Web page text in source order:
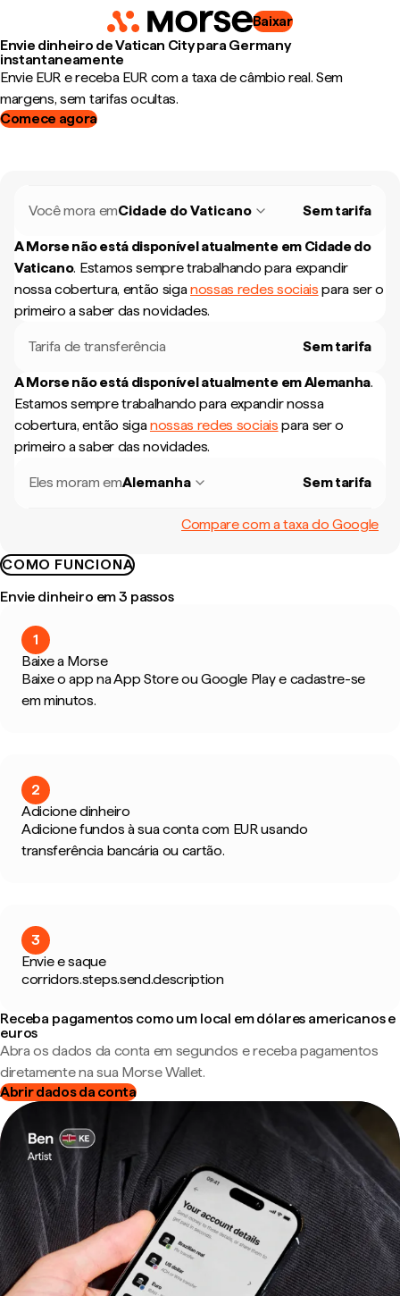
Baixar
Envie dinheiro de Vatican City para Germany
instantaneamente
Envie EUR e receba EUR com a taxa de câmbio real. Sem
margens, sem tarifas ocultas.
Comece agora
Você mora emCidade do Vaticano Sem tarifa
A Morse não está disponível atualmente em Cidade do
Vaticano. Estamos sempre trabalhando para expandir
nossa cobertura, então siganossas redes sociais para ser o
primeiro a saber das novidades.
Tarifa de transferência Sem tarifa
A Morse não está disponível atualmente emAlemanha.
Estamos sempre trabalhando para expandir nossa
cobertura, então siganossas redes sociais para ser o
primeiro a saber das novidades.
Eles moram emAlemanha Sem tarifa
Compare com a taxa do Google
COMO FUNCIONA
Envie dinheiro em 3 passos
1
Baixe a Morse
Baixe o app na App Store ou Google Play e cadastre-se
em minutos.
2
Adicione dinheiro
Adicione fundos à sua conta com EUR usando
transferência bancária ou cartão.
3
Envie e saque
corridors.steps.send.description
Receba pagamentos como um local em dólares americanos e
euros
Abra os dados da conta em segundos e receba pagamentos
diretamente na sua Morse Wallet.
Abrir dados da conta